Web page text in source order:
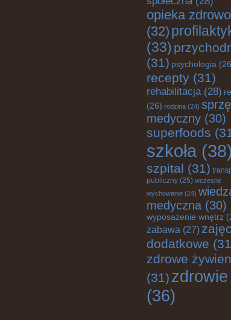
opieka
(32)
(33)
(31) psychologia
recepty (31)
rehabilitacja(28)
(26) rodzina (24)
medyczny (30)
superfoods
szkoła (38)
szpital (31)
publiczny (25) wczesne
wychowanie (24)
medyczna (30)
wyposażenie wnętrz
zabawa (27)
dodatkowe
zdrowe
(31) zdrowie
(36)